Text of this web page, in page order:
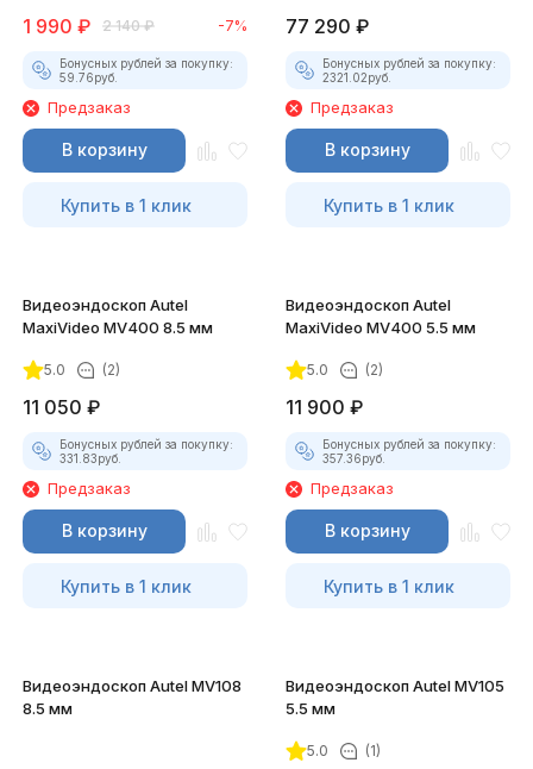
1 990 ₽ 2 140 ₽ -7%
Бонусных рублей за покупку:
59.76руб.
Предзаказ
В корзину
Купить в 1 клик
77 290 ₽
Бонусных рублей за покупку:
2321.02руб.
Предзаказ
В корзину
Купить в 1 клик
Видеоэндоскоп Autel
MaxiVideo MV400 8.5 мм
5.0 (2)
11 050 ₽
Бонусных рублей за покупку:
331.83руб.
Предзаказ
В корзину
Купить в 1 клик
Видеоэндоскоп Autel
MaxiVideo MV400 5.5 мм
5.0 (2)
11 900 ₽
Бонусных рублей за покупку:
357.36руб.
Предзаказ
В корзину
Купить в 1 клик
Видеоэндоскоп Autel MV108
8.5 мм
Видеоэндоскоп Autel MV105
5.5 мм
5.0 (1)